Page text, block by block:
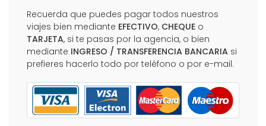
Recuerda que puedes pagar todos nuestros
viajes bien mediante EFECTIVO, CHEQUE o
TARJETA, si te pasas por la agencia, o bien
mediante INGRESO / TRANSFERENCIA BANCARIA si
prefieres hacerlo todo por teléfono o por e-mail.